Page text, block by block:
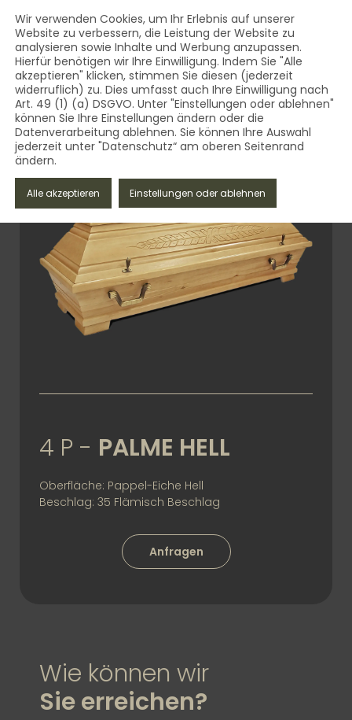
AUST Bestattungsbedarf -
AUST Bestattungsbedarf - Qualität aus dem
MENÜ
Schliessen
4 P - PALME HELL
Oberfläche: Pappel-Eiche Hell
Beschlag: 35 Flämisch Beschlag
Anfragen
Wie können wir
Sie erreichen?
Wir verwenden Cookies, um Ihr Erlebnis auf unserer
Website zu verbessern, die Leistung der Website zu
analysieren sowie Inhalte und Werbung anzupassen.
Hierfür benötigen wir Ihre Einwilligung. Indem Sie "Alle
akzeptieren" klicken, stimmen Sie diesen (jederzeit
widerruflich) zu. Dies umfasst auch Ihre Einwilligung nach
Art. 49 (1) (a) DSGVO. Unter "Einstellungen oder ablehnen"
können Sie Ihre Einstellungen ändern oder die
Datenverarbeitung ablehnen. Sie können Ihre Auswahl
jederzeit unter "Datenschutz“ am oberen Seitenrand
ändern.
Alle akzeptieren Einstellungen oder ablehnen